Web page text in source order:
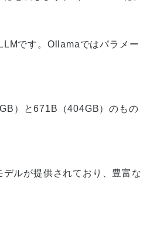
です。Ollamaではパラメー
）と671B（404GB）のもの
ルが提供されており、豊富な